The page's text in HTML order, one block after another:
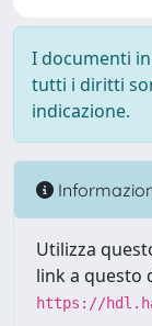
I documenti
tutti i diritti
indicazione.
Utilizza
link a questo
https://